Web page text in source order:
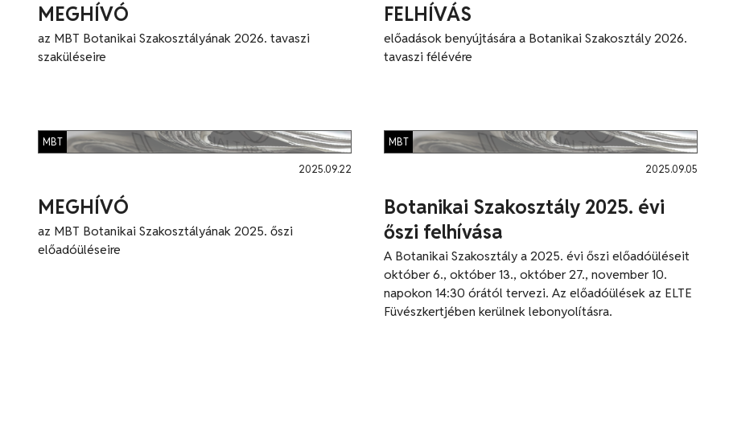
MEGHÍVÓ
az MBT Botanikai Szakosztályának 2026. tavaszi
szaküléseire
FELHÍVÁS
előadások benyújtására a Botanikai Szakosztály 2026.
tavaszi félévére
MEGHÍVÓ
MBT
2025.09.22
az MBT Botanikai Szakosztályának 2025. őszi
előadóüléseire
Botanikai Szakosztály 2025. évi
őszi felhívása
MBT
2025.09.05
A Botanikai Szakosztály a 2025. évi őszi előadóüléseit
október 6., október 13., október 27., november 10.
napokon 14:30 órától tervezi. Az előadóülések az ELTE
Füvészkertjében kerülnek lebonyolításra.